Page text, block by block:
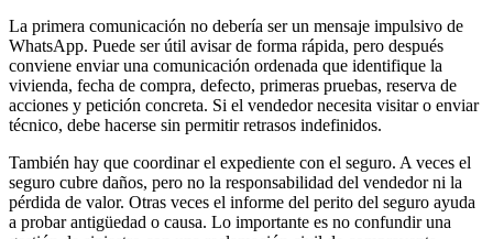
La primera comunicación no debería ser un mensaje impulsivo de
WhatsApp. Puede ser útil avisar de forma rápida, pero después
conviene enviar una comunicación ordenada que identifique la
vivienda, fecha de compra, defecto, primeras pruebas, reserva de
acciones y petición concreta. Si el vendedor necesita visitar o enviar
técnico, debe hacerse sin permitir retrasos indefinidos.
También hay que coordinar el expediente con el seguro. A veces el
seguro cubre daños, pero no la responsabilidad del vendedor ni la
pérdida de valor. Otras veces el informe del perito del seguro ayuda
a probar antigüedad o causa. Lo importante es no confundir una